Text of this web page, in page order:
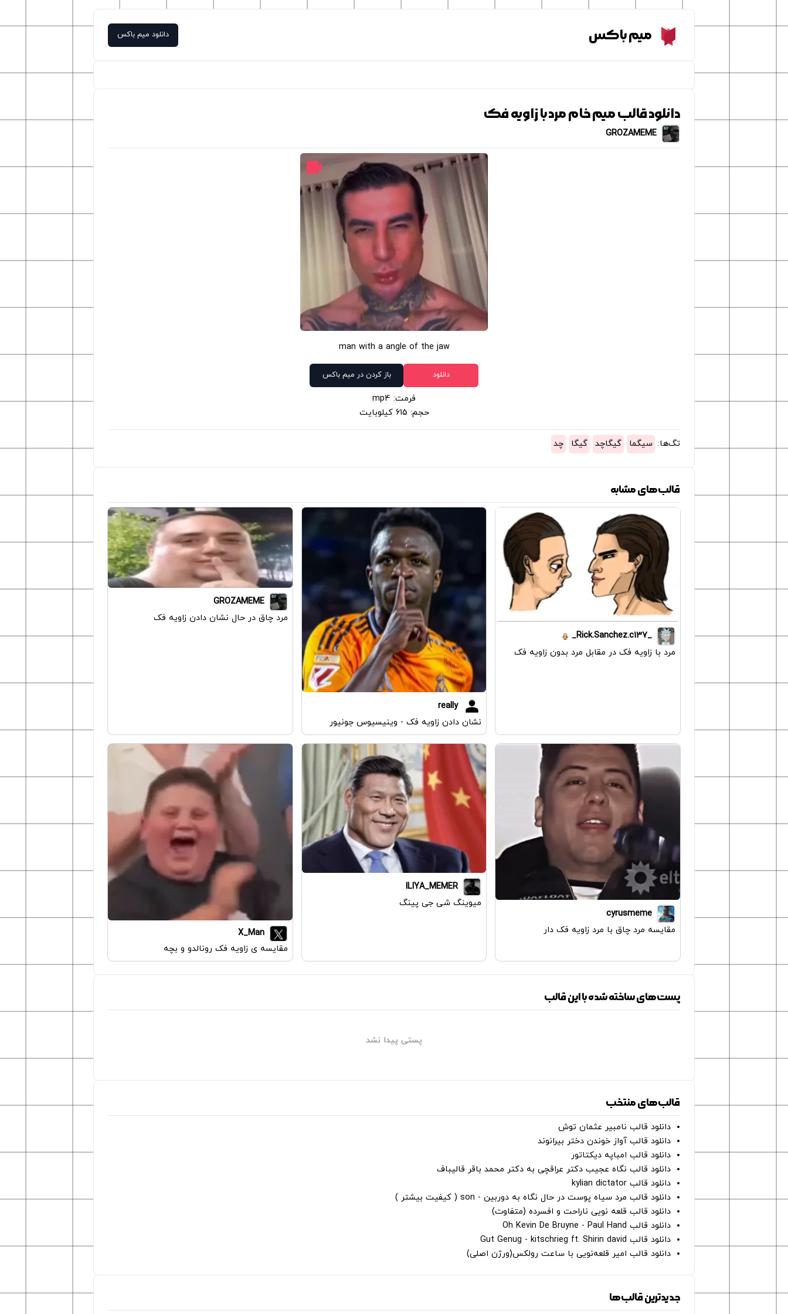
Meme Boxمیم باکس دانلود میم باکس
دانلود قالب میم خام مرد با زاویه فک
GROZAMEME
man with a angle of the jaw
دانلود باز کردن در میم باکس
فرمت: mp4
حجم: 615 کیلوبایت
تگ‌ها: سیگما گیگاچد گیگا چد
قالب‌های مشابه
_Rick.Sanchez.c137_
مرد با زاویه فک در مقابل مرد بدون زاویه فک
really
نشان دادن زاویه فک - وینیسیوس جونیور
GROZAMEME
مرد چاق در حال نشان دادن زاویه فک
cyrusmeme
مقایسه مرد چاق با مرد زاویه فک دار
ILIYA_MEMER
میوینگ شی جی پینگ
X_Man
مقایسه ی زاویه فک رونالدو و بچه
پست‌های ساخته شده با این قالب
پستی پیدا نشد
قالب‌های منتخب
دانلود قالب نامبیر عثمان ‌توش
دانلود قالب آواز خوندن دختر بیرانوند
دانلود قالب امباپه دیکتاتور
دانلود قالب نگاه عجیب دکتر عراقچی به دکتر محمد باقر قالیباف
دانلود قالب kylian dictator
دانلود قالب مرد سیاه پوست در حال نگاه به دوربین - son ( کیفیت بیشتر )
دانلود قالب قلعه نویی ناراحت و افسرده (متفاوت)
دانلود قالب Oh Kevin De Bruyne - Paul Hand
دانلود قالب Gut Genug - kitschrieg ft. Shirin david
دانلود قالب امیر قلعه‌نویی با ساعت رولکس(ورژن اصلی)
جدیدترین قالب‌ها